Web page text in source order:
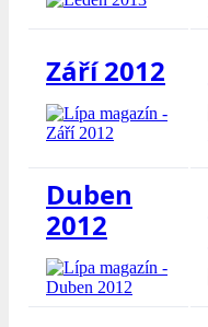
Září 2012
Duben
2012